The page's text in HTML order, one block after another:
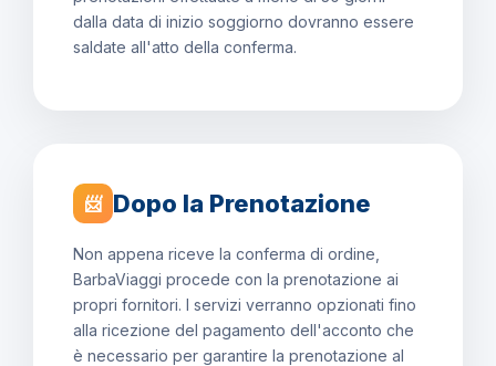
dalla data di inizio soggiorno dovranno essere
saldate all'atto della conferma.
📨 Dopo la Prenotazione
Non appena riceve la conferma di ordine,
BarbaViaggi procede con la prenotazione ai
propri fornitori. I servizi verranno opzionati fino
alla ricezione del pagamento dell'acconto che
è necessario per garantire la prenotazione al